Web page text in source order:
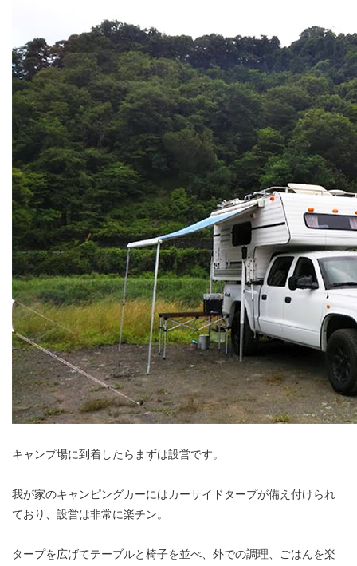
キャンプ場に到着したらまずは設営です。
我が家のキャンピングカーにはカーサイドタープが備え付けられ
ており、設営は非常に楽チン。
タープを広げてテーブルと椅子を並べ、外での調理、ごはんを楽